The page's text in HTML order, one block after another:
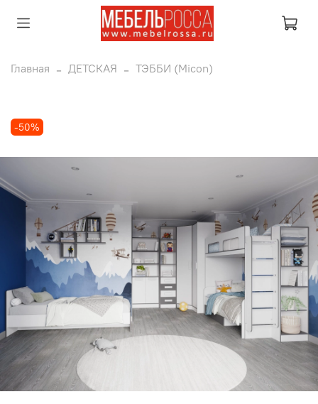
Главная ДЕТСКАЯ ТЭББИ (Micon)
-50%